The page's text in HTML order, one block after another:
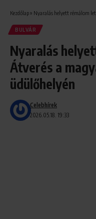
Kezdőlap» Nyaralás helyett rémálom
BULVÁR
Nyaralás
Átverés a
üdülőhelyén
2026.05.18. 19:33
Celebhírek